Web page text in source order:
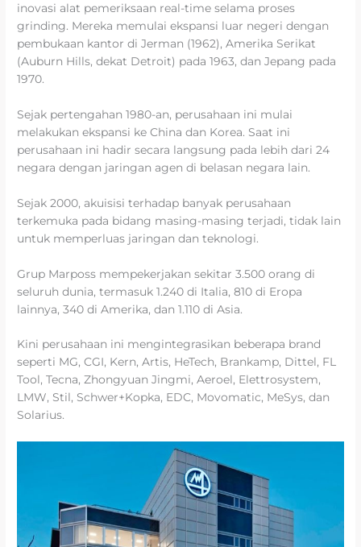
inovasi alat pemeriksaan real-time selama proses
grinding. Mereka memulai ekspansi luar negeri dengan
pembukaan kantor di Jerman (1962), Amerika Serikat
(Auburn Hills, dekat Detroit) pada 1963, dan Jepang pada
1970.
Sejak pertengahan 1980-an, perusahaan ini mulai
melakukan ekspansi ke China dan Korea. Saat ini
perusahaan ini hadir secara langsung pada lebih dari 24
negara dengan jaringan agen di belasan negara lain.
Sejak 2000, akuisisi terhadap banyak perusahaan
terkemuka pada bidang masing-masing terjadi, tidak lain
untuk memperluas jaringan dan teknologi.
Grup Marposs mempekerjakan sekitar 3.500 orang di
seluruh dunia, termasuk 1.240 di Italia, 810 di Eropa
lainnya, 340 di Amerika, dan 1.110 di Asia.
Kini perusahaan ini mengintegrasikan beberapa brand
seperti MG, CGI, Kern, Artis, HeTech, Brankamp, Dittel, FL
Tool, Tecna, Zhongyuan Jingmi, Aeroel, Elettrosystem,
LMW, Stil, Schwer+Kopka, EDC, Movomatic, MeSys, dan
Solarius.